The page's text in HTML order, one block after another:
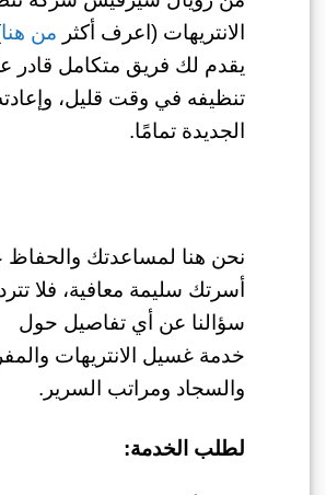
الانتريهات (اعرف أكثر من هنا
يقدم لك فريق متكامل قادر
تنظيفه في وقت قليل،
الجديدة تمامًا.
نحن هنا لمساعدتك والحفاظ
أسرتك سليمة معافية، فلا
سؤالنا عن أي تفاصيل حول
خدمةغسيل الانتريهات
والسجاد ومراتب السرير.
لطلب الخدمة: